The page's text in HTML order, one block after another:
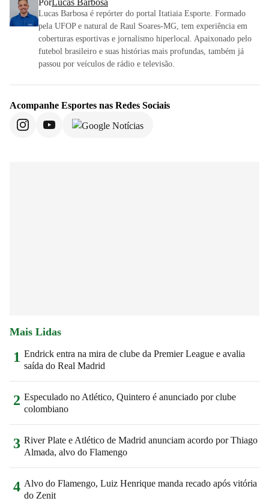
Lucas Barbosa é repórter do portal Itatiaia Esporte. Formado
pela UFOP e natural de Raul Soares-MG, tem experiência em
coberturas esportivas e jornalismo hiperlocal. Apaixonado pelo
futebol brasileiro e suas histórias mais profundas, também já
passou por veículos de rádio e televisão.
Acompanhe Esportes nas Redes Sociais
Mais Lidas
1 Endrick entra na mira de clube da Premier League e avalia
saída do Real Madrid
2 Especulado no Atlético, Quintero é anunciado por clube
colombiano
3 River Plate e Atlético de Madrid anunciam acordo por Thiago
Almada, alvo do Flamengo
4 Alvo do Flamengo, Luiz Henrique manda recado após vitória
do Zenit